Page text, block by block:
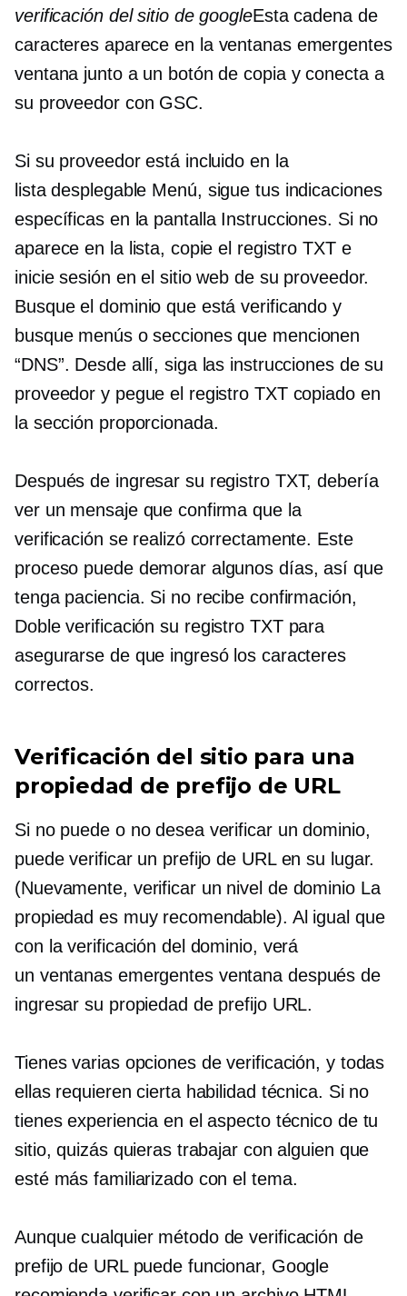
verificación del sitio de googleEsta cadena de
caracteres aparece en la ventanas emergentes
ventana junto a un botón de copia y conecta a
su proveedor con GSC.
Si su proveedor está incluido en la
listadesplegable Menú, sigue tus indicaciones
específicas en la pantallaInstrucciones. Si no
aparece en la lista, copie el registro TXT e
inicie sesión en el sitio web de su proveedor.
Busque el dominio que está verificando y
busque menús o secciones que mencionen
“DNS”. ​​Desde allí, siga las instrucciones de su
proveedor y pegue el registro TXT copiado en
la sección proporcionada.
Después de ingresar su registro TXT, debería
ver un mensaje que confirma que la
verificación se realizó correctamente. Este
proceso puede demorar algunos días, así que
tenga paciencia. Si no recibe confirmación,
Doble verificación su registro TXT para
asegurarse de que ingresó los caracteres
correctos.
Verificación del sitio para una
propiedad de prefijo de URL
Si no puede o no desea verificar un dominio,
puede verificar un prefijo de URL en su lugar.
(Nuevamente, verificar un nivel de dominioLa
propiedad es muy recomendable). Al igual que
con la verificación del dominio, verá
un ventanas emergentesventana después de
ingresar su propiedad de prefijo URL.
Tienes varias opciones de verificación, y todas
ellas requieren cierta habilidad técnica. Si no
tienes experiencia en el aspecto técnico de tu
sitio, quizás quieras trabajar con alguien que
esté más familiarizado con el tema.
Aunque cualquier método de verificación de
prefijo de URL puede funcionar, Google